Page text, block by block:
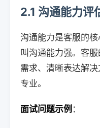
2.1 沟通能力评
沟通能力是客服的
叫沟通能力强。客
需求、清晰表达解
专业。
面试问题示例 ：